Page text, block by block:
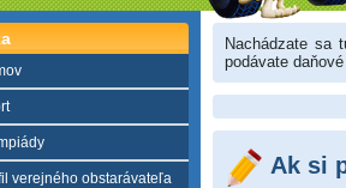
verejného obstarávateľa
Nachádzate sa
podávate
Ak si